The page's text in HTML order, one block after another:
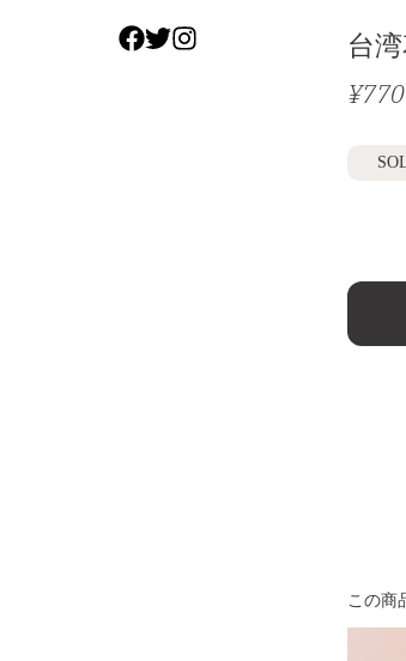
台
¥770
この商